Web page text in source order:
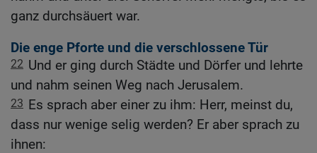
ganz durchsäuert war.
Die enge Pforte und die verschlossene Tür
22 Und er ging durch Städte und Dörfer und lehrte
und nahm seinen Weg nach Jerusalem.
23 Es sprach aber einer zu ihm: Herr, meinst du,
dass nur wenige selig werden? Er aber sprach zu
ihnen: